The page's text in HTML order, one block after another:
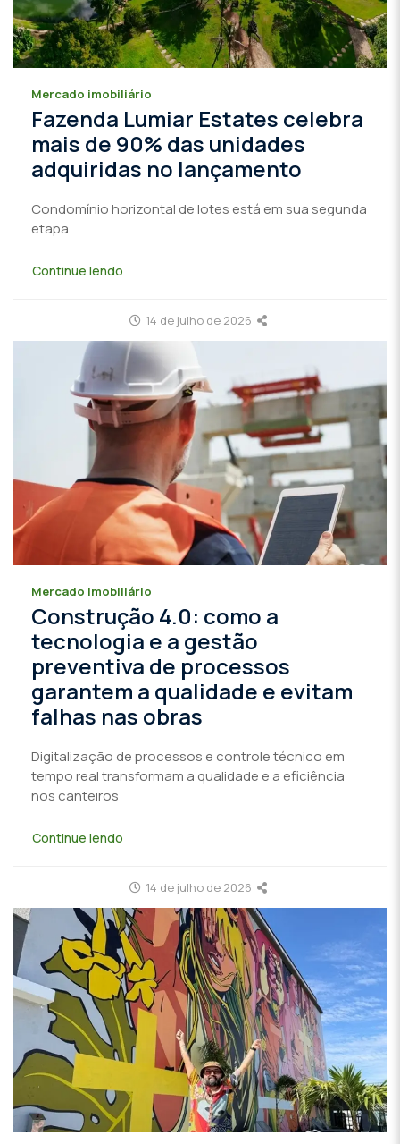
Mercado imobiliário
Fazenda Lumiar Estates celebra
mais de 90% das unidades
adquiridas no lançamento
Condomínio horizontal de lotes está em sua segunda
etapa
Continue lendo
14 de julho de 2026
Mercado imobiliário
Construção 4.0: como a
tecnologia e a gestão
preventiva de processos
garantem a qualidade e evitam
falhas nas obras
Digitalização de processos e controle técnico em
tempo real transformam a qualidade e a eficiência
nos canteiros
Continue lendo
14 de julho de 2026